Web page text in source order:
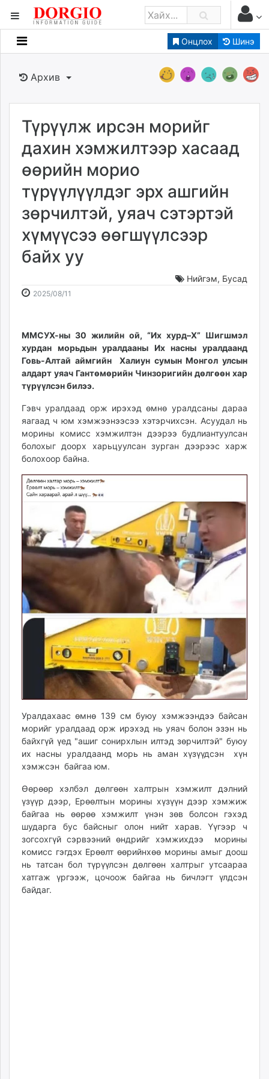
Онцлох Шинэ
Мэдээллийн
Банк санхүү
Бизнес ААН
Төрийн
Нийслэлийн
dorgio.mn
Gogo.mn
caak.mn
news.mn
zindaa.mn
Baabar.mn
tovch.mn
mnb.mn
24tsag.mn
shuud.mn
eagle.mn
ergelt.mn
today.mn
zuv.mn
mminfo.mn
ugluu.mn
urlag.mn
unen.mn
shudarga.mn
shuurhai.mn
unuudur.mn
mglradio.com
fact.mn
itoim.mn
tumen.mn
shuum.mn
tvmongolia.mn
mass.mn
unegui.mn
assa.mn
toim.mn
tac.mn
paparazzi.mn
Архив
Түрүүлж ирсэн морийг
дахин хэмжилтээр хасаад
өөрийн морио
түрүүлүүлдэг эрх ашгийн
зөрчилтэй, уяач сэтэртэй
хүмүүсээ өөгшүүлсээр
байх уу
Нийгэм, Бусад
2025/08/11
10:05:22
00:15:04
ММСУХ-ны 30 жилийн ой, “Их хурд–Х” Шигшмэл
хурдан морьдын уралдааны Их насны уралдаанд
Говь-Алтай аймгийн Халиун сумын Монгол улсын
алдарт уяач Гантөмөрийн Чинзоригийн дөлгөөн хар
түрүүлсэн билээ.
Гэвч уралдаад орж ирэхэд өмнө уралдсаны дараа
яагаад ч юм хэмжээнээсээ хэтэрчихсэн. Асуудал нь
морины комисс хэмжилтэн дээрээ будлиантуулсан
болохыг доорх харьцуулсан зурган дээрээс харж
болохоор байна.
Уралдахаас өмнө 139 см буюу хэмжээндээ байсан
морийг уралдаад орж ирэхэд нь уяач болон эзэн нь
байхгүй үед "ашиг сонирхлын илтэд зөрчилтэй" буюу
их насны уралдаанд морь нь аман хүзүүдсэн хүн
хэмжсэн байгаа юм.
Өөрөөр хэлбэл дөлгөөн халтрын хэмжилт дэлний
үзүүр дээр, Ерөөлтын морины хүзүүн дээр хэмжиж
байгаа нь өөрөө хэмжилт үнэн зөв болсон гэхэд
шударга бус байсныг олон нийт харав. Үүгээр ч
зогсохгүй сэрвээний өндрийг хэмжихдээ морины
комисс гэгдэх Ерөөлт өөрийнхөө морины амыг доош
нь татсан бол түрүүлсэн дөлгөөн халтрыг утсаараа
хатгаж үргээж, цочоож байгаа нь бичлэгт үлдсэн
байдаг.